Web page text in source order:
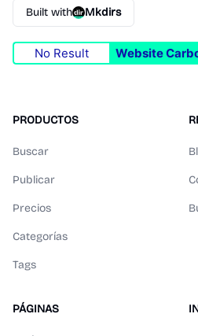
Built with Mkdirs
No Result Website
PRODUCTOS
Buscar
Publicar
Precios
Categorías
Tags
PÁGINAS